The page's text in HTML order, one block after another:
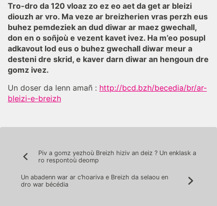
Tro-dro da 120 vloaz zo ez eo aet da get ar bleizi
diouzh ar vro. Ma veze ar breizherien vras perzh eus
buhez pemdeziek an dud diwar ar maez gwechall,
don en o soñjoù e vezent kavet ivez. Ha m’eo posupl
adkavout lod eus o buhez gwechall diwar meur a
desteni dre skrid, e kaver darn diwar an hengoun dre
gomz ivez.
Un doser da lenn amañ : http://bcd.bzh/becedia/br/ar-
bleizi-e-breizh
Post
navigation
Précédent:
Piv a gomz yezhoù Breizh hiziv an deiz ? Un enklask a
ro respontoù deomp
Un abadenn war ar c’hoariva e Breizh da selaou en
dro war bécédia